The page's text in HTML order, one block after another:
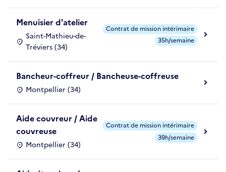
Menuisier d'atelier
Saint-Mathieu-de-
Tréviers (34)
Contrat de mission intérimaire
35h/semaine
Bancheur-coffreur / Bancheuse-coffreuse
Montpellier (34)
Aide couvreur / Aide
couvreuse
Montpellier (34)
Contrat de mission intérimaire
39h/semaine